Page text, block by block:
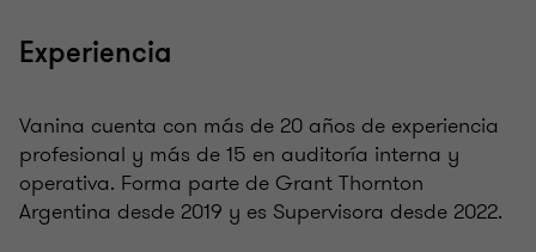
Experiencia
Vanina cuenta con más de 20 años de experiencia
profesional y más de 15 en auditoría interna y
operativa. Forma parte de Grant Thornton
Argentina desde 2019 y es Supervisora desde 2022.